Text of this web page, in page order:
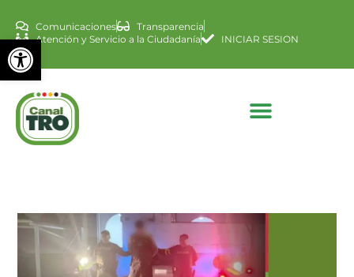
Abrir barra de
Comunicaciones
Transparencia
Atención y Servicio a la Ciudadanía
INICIAR SESION